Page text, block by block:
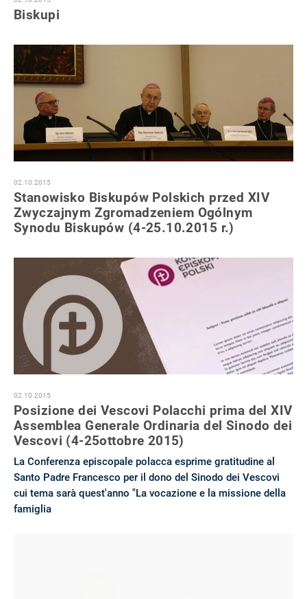
Biskupi
02.10.2015
Stanowisko Biskupów Polskich przed XIV
Zwyczajnym Zgromadzeniem Ogólnym
Synodu Biskupów (4-25.10.2015 r.)
02.10.2015
Posizione dei Vescovi Polacchi prima del XIV
Assemblea Generale Ordinaria del Sinodo dei
Vescovi (4-25ottobre 2015)
La Conferenza episcopale polacca esprime gratitudine al
Santo Padre Francesco per il dono del Sinodo dei Vescovi
cui tema sarà quest'anno "La vocazione e la missione della
famiglia